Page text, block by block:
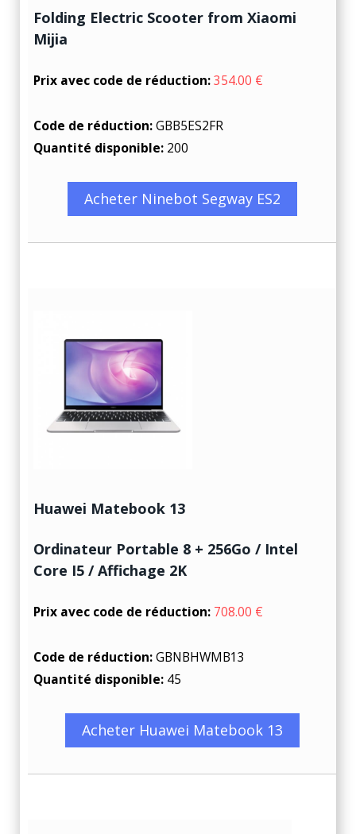
Folding Electric Scooter from Xiaomi
Mijia
Prix avec code de réduction:354.00 €
Code de réduction:GBB5ES2FR
Quantité disponible: 200
Acheter Ninebot Segway ES2
Huawei Matebook 13
Ordinateur Portable 8 + 256Go / Intel
Core I5 / Affichage 2K
Prix avec code de réduction: 708.00 €
Code de réduction:GBNBHWMB13
Quantité disponible: 45
Acheter Huawei Matebook 13